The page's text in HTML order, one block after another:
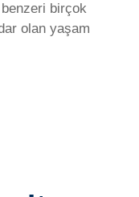
birçok
olan yaşam